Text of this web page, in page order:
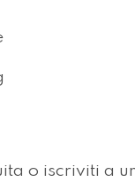
o iscriviti a